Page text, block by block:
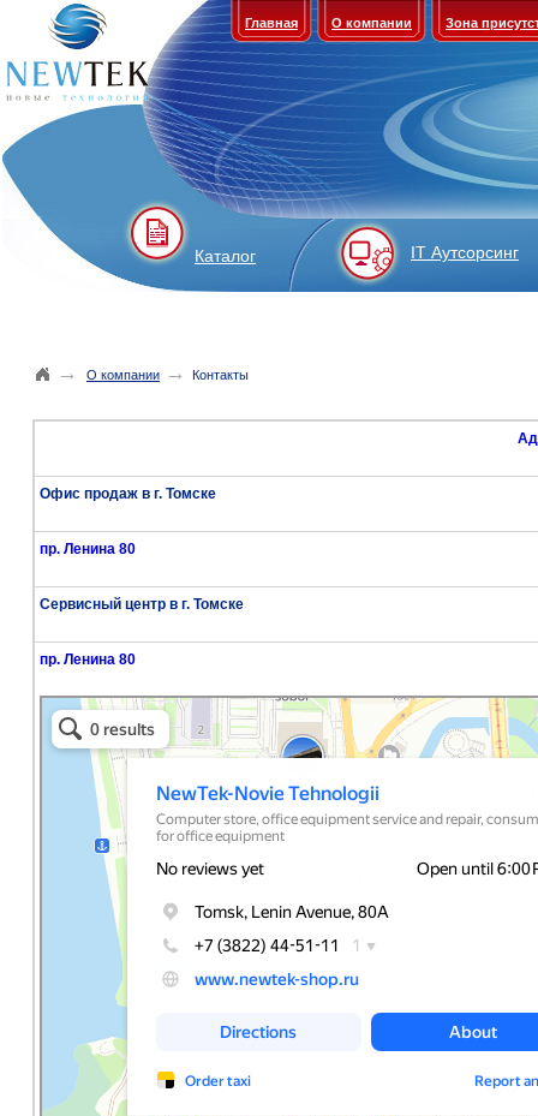
Главная О компании Зона
Каталог IT Аутсорсинг
→ О компании → Контакты
Офис продаж в г. Томске
пр. Ленина 80
Сервисный центр в г. Томске
пр. Ленина 80
NewTek
Компьютерный магазин в Томске
Ремонт оргтехники в Томске